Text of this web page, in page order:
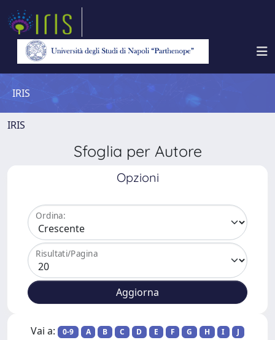
IRIS
IRIS
Sfoglia per Autore
Opzioni
Ordina:
Risultati/Pagina
Vai a: 0-9 A B C D E F G H I
J